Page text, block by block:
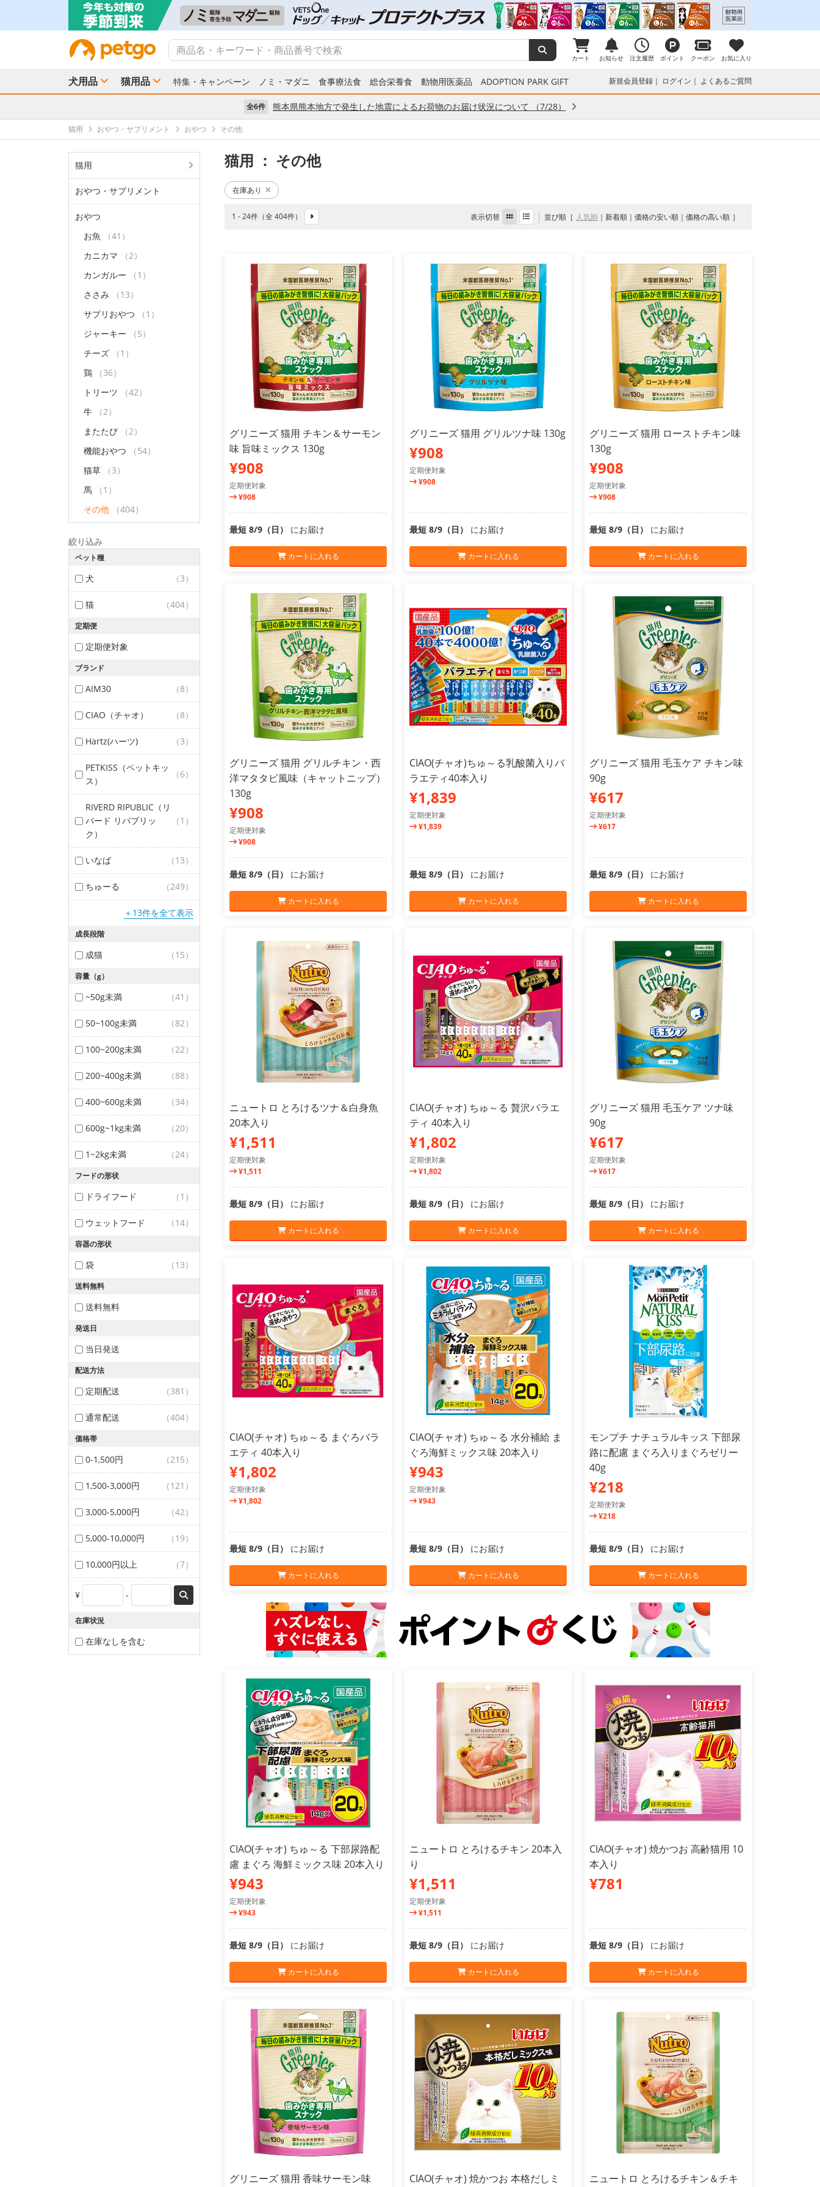
カート お知らせ 注文履歴 ポイント クーポン お気に入り
犬用品 猫用品 特集・キャンペーン ノミ・マダニ 食事療法食 総合栄養食 動物用医薬品 ADOPTION PARK GIFT 新規会員登録 ログイン よくあるご質問
全6件 熊本県熊本地方で発生した地震によるお荷物のお届け状況について （7/28）
猫用 おやつ・サプリメント おやつ その他
猫用
おやつ・サプリメント
おやつ
お魚
（41）
カニカマ
（2）
カンガルー
（1）
ささみ
（13）
サプリおやつ
（1）
ジャーキー
（5）
チーズ
（1）
鶏
（36）
トリーツ
（42）
牛
（2）
またたび
（2）
機能おやつ
（54）
猫草
（3）
馬
（1）
その他
（404）
絞り込み
ペット種
犬 （3）
猫 （404）
定期便
定期便対象
ブランド
AIM30 （8）
CIAO（チャオ） （8）
Hartz(ハーツ) （3）
PETKISS（ペットキッ
ス）
（6）
RIVERD RIPUBLIC（リ
バード リパブリッ
ク）
（1）
いなば （13）
ちゅーる （249）
＋13件を全て表示
成長段階
成猫 （15）
容量（g）
~50g未満 （41）
50~100g未満 （82）
100~200g未満 （22）
200~400g未満 （88）
400~600g未満 （34）
600g~1kg未満 （20）
1~2kg未満 （24）
フードの形状
ドライフード （1）
ウェットフード （14）
容器の形状
袋 （13）
送料無料
送料無料
発送日
当日発送
配送方法
定期配送 （381）
通常配送 （404）
価格帯
0-1,500円 （215）
1,500-3,000円 （121）
3,000-5,000円 （42）
5,000-10,000円 （19）
10,000円以上 （7）
¥ -
在庫状況
在庫なしを含む
猫用 ： その他
在庫あり
1 - 24件（全 404件） 表示切替 並び順 人気順 新着順 価格の安い順 価格の高い順
グリニーズ 猫用 チキン＆サーモン
味 旨味ミックス 130g
¥908
定期便対象
¥908
最短 8/9（日） にお届け
カートに入れる
グリニーズ 猫用 グリルツナ味 130g
¥908
定期便対象
¥908
最短 8/9（日） にお届け
カートに入れる
グリニーズ 猫用 ローストチキン味
130g
¥908
定期便対象
¥908
最短 8/9（日） にお届け
カートに入れる
グリニーズ 猫用 グリルチキン・西
洋マタタビ風味（キャットニップ）
130g
¥908
定期便対象
¥908
最短 8/9（日） にお届け
カートに入れる
CIAO(チャオ)ちゅ～る乳酸菌入りバ
ラエティ40本入り
¥1,839
定期便対象
¥1,839
最短 8/9（日） にお届け
カートに入れる
グリニーズ 猫用 毛玉ケア チキン味
90g
¥617
定期便対象
¥617
最短 8/9（日） にお届け
カートに入れる
ニュートロ とろけるツナ＆白身魚
20本入り
¥1,511
定期便対象
¥1,511
最短 8/9（日） にお届け
カートに入れる
CIAO(チャオ) ちゅ～る 贅沢バラエ
ティ 40本入り
¥1,802
定期便対象
¥1,802
最短 8/9（日） にお届け
カートに入れる
グリニーズ 猫用 毛玉ケア ツナ味
90g
¥617
定期便対象
¥617
最短 8/9（日） にお届け
カートに入れる
CIAO(チャオ) ちゅ～る まぐろバラ
エティ 40本入り
¥1,802
定期便対象
¥1,802
最短 8/9（日） にお届け
カートに入れる
CIAO(チャオ) ちゅ～る 水分補給 ま
ぐろ海鮮ミックス味 20本入り
¥943
定期便対象
¥943
最短 8/9（日） にお届け
カートに入れる
モンプチ ナチュラルキッス 下部尿
路に配慮 まぐろ入りまぐろゼリー
40g
¥218
定期便対象
¥218
最短 8/9（日） にお届け
カートに入れる
CIAO(チャオ) ちゅ～る 下部尿路配
慮 まぐろ 海鮮ミックス味 20本入り
¥943
定期便対象
¥943
最短 8/9（日） にお届け
カートに入れる
ニュートロ とろけるチキン 20本入
り
¥1,511
定期便対象
¥1,511
最短 8/9（日） にお届け
カートに入れる
CIAO(チャオ) 焼かつお 高齢猫用 10
本入り
¥781
最短 8/9（日） にお届け
カートに入れる
グリニーズ 猫用 香味サーモン味 CIAO(チャオ) 焼かつお 本格だしミ ニュートロ とろけるチキン＆チキ